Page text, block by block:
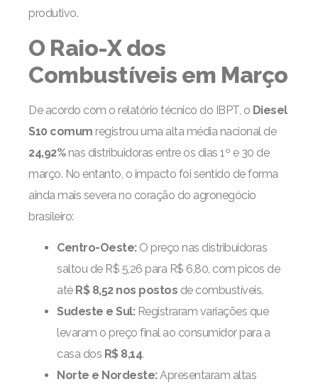
produtivo.
O Raio-X dos
Combustíveis em Março
De acordo com o relatório técnico do IBPT, o Diesel
S10 comum registrou uma alta média nacional de
24,92%nas distribuidoras entre os dias 1º e 30 de
março. No entanto, o impacto foi sentido de forma
ainda mais severa no coração do agronegócio
brasileiro:
Centro-Oeste:O preço nas distribuidoras
saltou de R$ 5,26 para R$ 6,80, com picos de
até R$ 8,52 nos postos de combustíveis.
Sudeste e Sul:Registraram variações que
levaram o preço final ao consumidor para a
casa dos R$ 8,14.
Norte e Nordeste:Apresentaram altas